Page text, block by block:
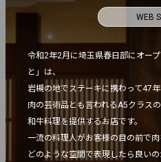
WEB
令和2年2月に埼玉県春日部にオー
と」は、
岩槻の地でステーキに携わって47年
肉の芸術品とも言われるA5クラス
和牛料理を提供するお店です。
一流の料理人がお客様の目の前で
どのような空間で表現したら良い